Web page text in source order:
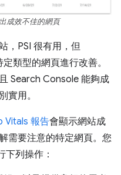
成效不佳的網頁
，PSI 很有用，但
類型的網頁進行改善。
Search Console 能夠成
實用。
Vitals 報告會顯示網站成
需要注意的特定網頁。您
列操作：